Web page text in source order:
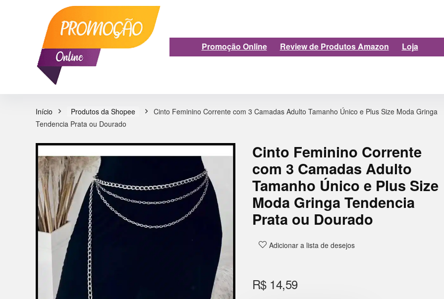
Promoção Online Review de Produtos Amazon Loja
Início Produtos da Shopee
Cinto Feminino Corrente com 3 Camadas Adulto Tamanho Único e Plus Size Moda Gringa
Tendencia Prata ou Dourado
Cinto Feminino Corrente
com 3 Camadas Adulto
Tamanho Único e Plus Size
Moda Gringa Tendencia
Prata ou Dourado
Adicionar a lista de desejos
R$14,59